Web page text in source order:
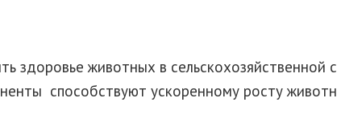
здоровье животных в
способствуют ускоренному росту